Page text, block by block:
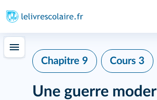
Chapitre 9 Cours 3
Une guerre